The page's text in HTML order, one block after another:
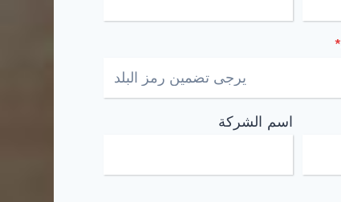
*
اسم الشركة